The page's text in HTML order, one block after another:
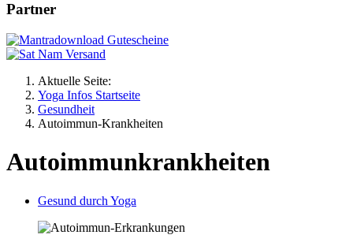
Partner
Aktuelle Seite:
Yoga Infos Startseite
Gesundheit
Autoimmun-Krankheiten
Autoimmunkrankheiten
Gesund durch Yoga